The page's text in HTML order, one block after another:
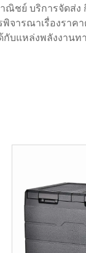
ณิชย์ บริการจัดส่
ารณาเรื่องราค
แหล่งพลังงานท